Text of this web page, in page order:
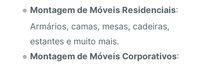
Montagem de Móveis Residenciais:
Armários, camas, mesas, cadeiras,
estantes e muito mais.
Montagem de Móveis Corporativos: